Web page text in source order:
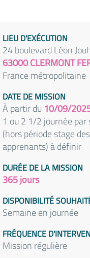
LIEU D'EXÉCUTION
24 boulevard Léon
63000 CLERMONT
France métropolitaine
DATE DE MISSION
À partir du 10/09/
1 ou 2 1/2 journée par
(hors période stage des
apprenants) à définir
DURÉE DE LA MISSION
365 jours
DISPONIBILITÉ
Semaine en journée
FRÉQUENCE
Mission régulière